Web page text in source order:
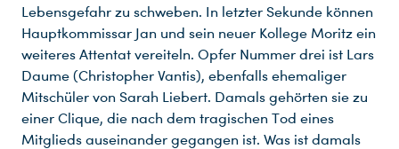
Lebensgefahr zu schweben. In letzter Sekunde können
Hauptkommissar Jan und sein neuer Kollege Moritz ein
weiteres Attentat vereiteln. Opfer Nummer drei ist Lars
Daume (Christopher Vantis), ebenfalls ehemaliger
Mitschüler von Sarah Liebert. Damals gehörten sie zu
einer Clique, die nach dem tragischen Tod eines
Mitglieds auseinander gegangen ist. Was ist damals